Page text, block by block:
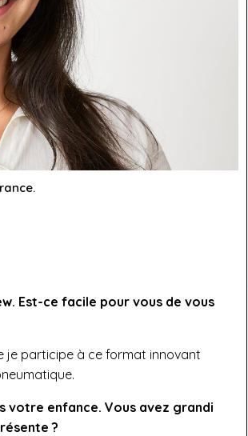
Est-ce facile pour vous de vous
je participe à ce format innovant
votre enfance. Vous avez grandi
?